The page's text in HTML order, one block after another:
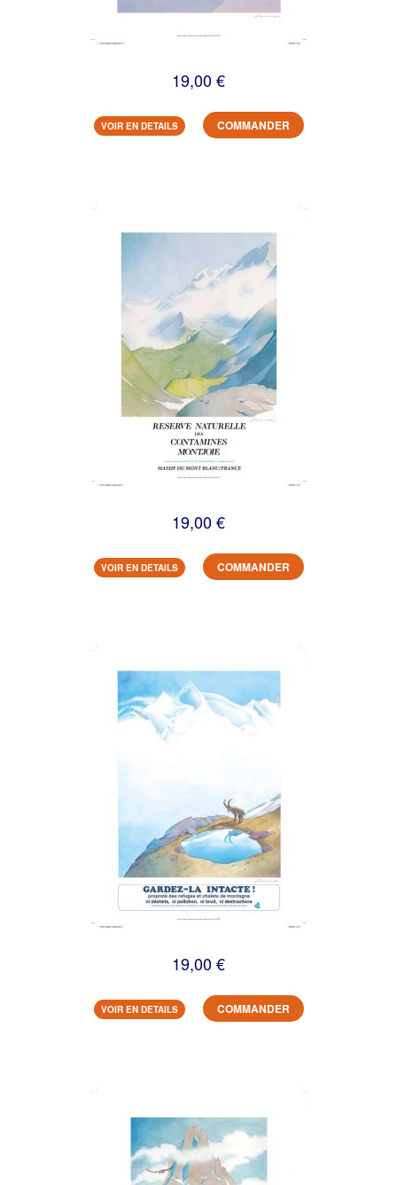
19,00 €
VOIR EN DETAILS COMMANDER
19,00 €
VOIR EN DETAILS COMMANDER
19,00 €
VOIR EN DETAILS COMMANDER